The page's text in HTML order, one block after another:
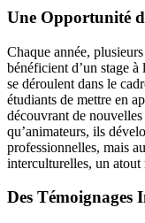
Une Opportunité
Chaque année,
bénéficient d’un stage
se déroulent dans le
étudiants de mettre en
découvrant de
qu’animateurs, ils
professionnelles, mais
interculturelles, un atout
Des Témoignages